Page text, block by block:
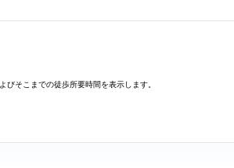
そこまでの徒歩所要時間を表示します。